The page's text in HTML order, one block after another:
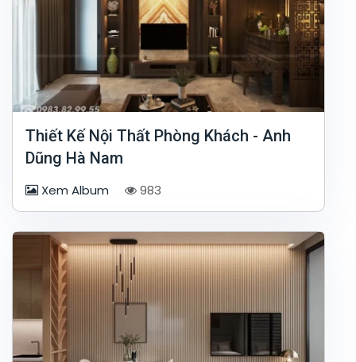
Thiết Kế Nội Thất Phòng Khách - Anh
Dũng Hà Nam
Xem Album 983